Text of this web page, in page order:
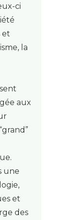
ci
et
la
aux
une
et
des